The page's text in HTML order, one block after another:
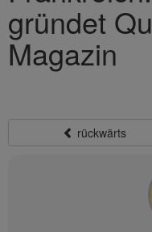
gründet
Magazin
rückwärts